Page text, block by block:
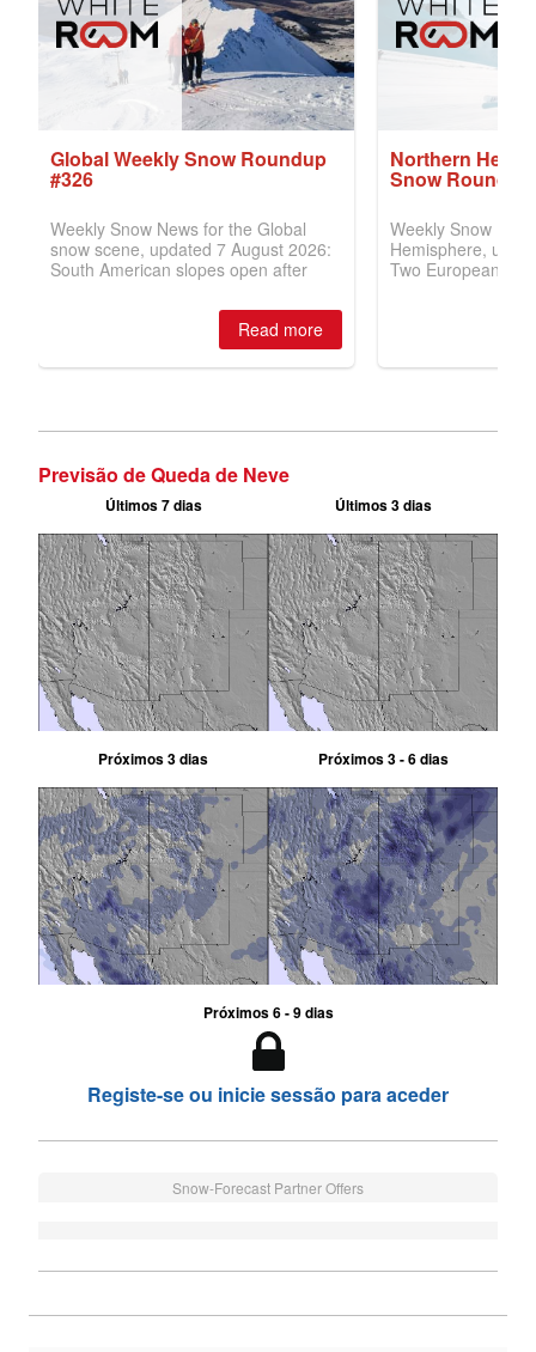
Previsão de Queda de Neve
Últimos 7 dias Últimos 3 dias
Próximos 3 dias Próximos 3 - 6 dias
Próximos 6 - 9 dias
Registe-se ou inicie sessão para aceder
Snow-Forecast Partner Offers